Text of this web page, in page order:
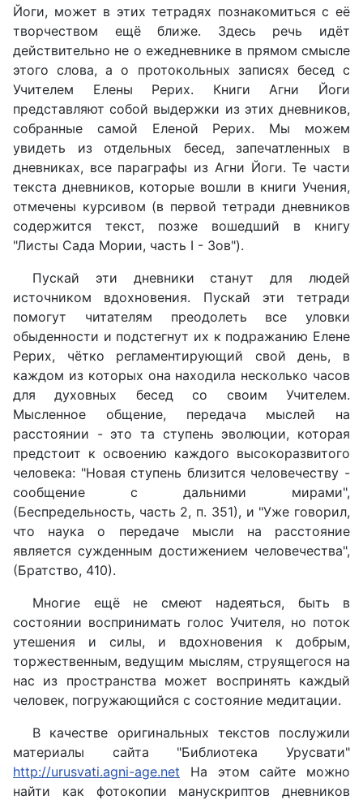
Йоги, может в этих тетрадях познакомиться с её
творчеством ещё ближе. Здесь речь идёт
действительно не о ежедневнике в прямом смысле
этого слова, а о протокольных записях бесед с
Учителем Елены Рерих. Книги Агни Йоги
представляют собой выдержки из этих дневников,
собранные самой Еленой Рерих. Мы можем
увидеть из отдельных бесед, запечатленных в
дневниках, все параграфы из Агни Йоги. Те части
текста дневников, которые вошли в книги Учения,
отмечены курсивом (в первой тетради дневников
содержится текст, позже вошедший в книгу
"Листы Сада Мории, часть I - Зов").
Пускай эти дневники станут для людей
источником вдохновения. Пускай эти тетради
помогут читателям преодолеть все уловки
обыденности и подстегнут их к подражанию Елене
Рерих, чётко регламентирующий свой день, в
каждом из которых она находила несколько часов
для духовных бесед со своим Учителем.
Мысленное общение, передача мыслей на
расстоянии - это та ступень эволюции, которая
предстоит к освоению каждого высокоразвитого
человека: "Новая ступень близится человечеству -
сообщение с дальними мирами",
(Беспредельность, часть 2, п. 351), и "Уже говорил,
что наука о передаче мысли на расстояние
является сужденным достижением человечества",
(Братство, 410).
Многие ещё не смеют надеяться, быть в
состоянии воспринимать голос Учителя, но поток
утешения и силы, и вдохновения к добрым,
торжественным, ведущим мыслям, струящегося на
нас из пространства может воспринять каждый
человек, погружающийся с состояние медитации.
В качестве оригинальных текстов послужили
материалы сайта "Библиотека Урусвати"
http://urusvati.agni-age.net На этом сайте можно
найти как фотокопии манускриптов дневников